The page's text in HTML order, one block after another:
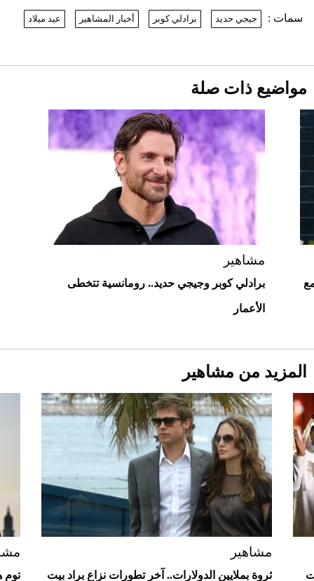
أغلى 10 عطور في العالم للرجال تمنحك فخامة
استثنائية
Aston Martin Valiant: على هوى الأبطال
قبل ليلة النزال.. اكتمال وزن أبطال "The
Comeback" في جدة (فيديو)
2026-07-25
"بوجاتي ميسترال" الاستثنائية للبيع في
مزاد مونتيري
2026-07-23
سمات : جيجي حديد برادلي كوبر أخبار المشاهير عيد ميلاد
مواضيع ذات صلة
مشاهير
برادلي كوبر وجيجي حديد.. رومانسية تتخطى
الأعمار
المزيد من مشاهير
مشاهير
ثروة بملايين الدولارات.. آخر تطورات نزاع براد بيت